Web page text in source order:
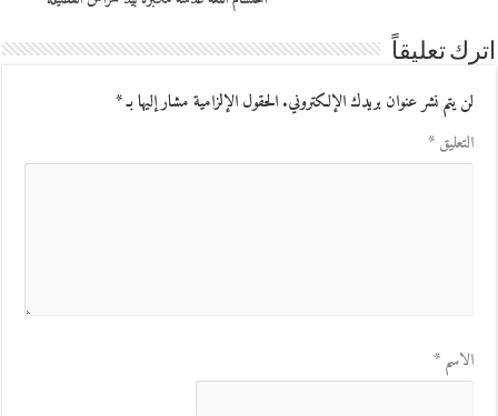
اترك تعليقاً
لن يتم نشر عنوان بريدك الإلكتروني.الحقول الإلزامية مشار إليها بـ*
التعليق*
الاسم*